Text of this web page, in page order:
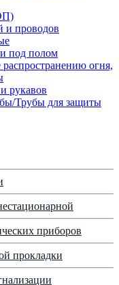
и проводов
под полом
огня,
рукавов
Трубы для защиты
приборов
прокладки